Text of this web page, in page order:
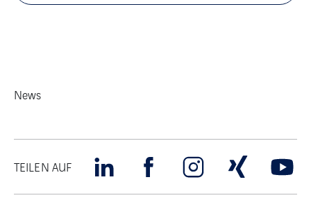
News
TEILEN AUF